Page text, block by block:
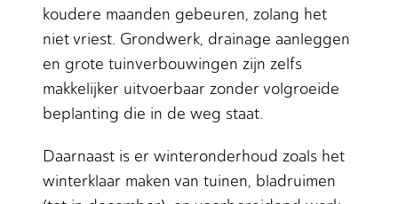
koudere maanden gebeuren, zolang het
niet vriest. Grondwerk, drainage aanleggen
en grote tuinverbouwingen zijn zelfs
makkelijker uitvoerbaar zonder volgroeide
beplanting die in de weg staat.
Daarnaast is er winteronderhoud zoals het
winterklaar maken van tuinen, bladruimen